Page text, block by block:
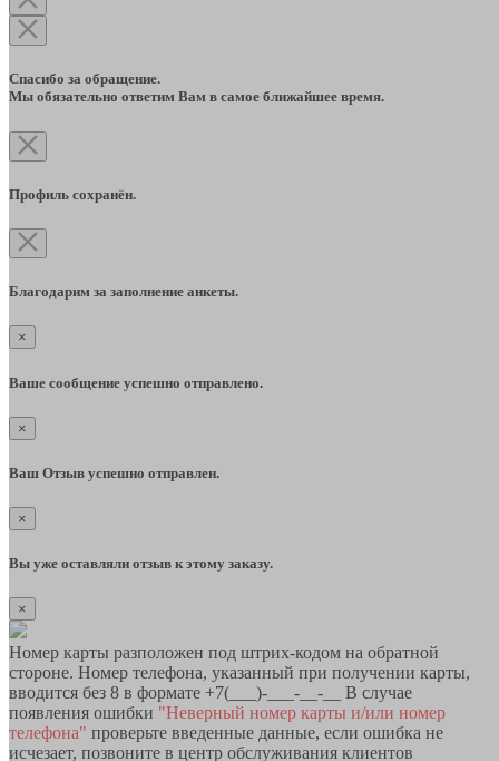
Спасибо за обращение.
Мы обязательно ответим Вам в самое ближайшее время.
Профиль сохранён.
Благодарим за заполнение анкеты.
×
Ваше сообщение успешно отправлено.
×
Ваш Отзыв успешно отправлен.
×
Вы уже оставляли отзыв к этому заказу.
×
Номер карты разположен под штрих-кодом на обратной
стороне. Номер телефона, указанный при получении карты,
вводится без 8 в формате +7(___)-___-__-__ В случае
появления ошибки "Неверный номер карты и/или номер
телефона" проверьте введенные данные, если ошибка не
исчезает, позвоните в центр обслуживания клиентов